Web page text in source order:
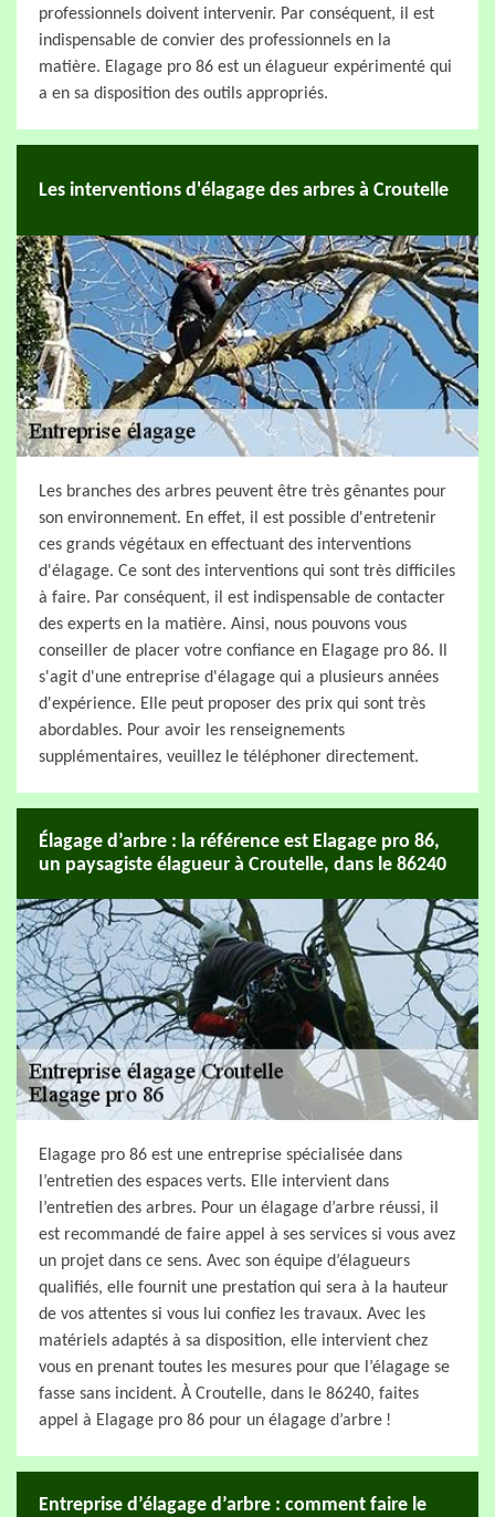
professionnels doivent intervenir. Par conséquent, il est
indispensable de convier des professionnels en la
matière. Elagage pro 86 est un élagueur expérimenté qui
a en sa disposition des outils appropriés.
Les interventions d'élagage des arbres à Croutelle
Les branches des arbres peuvent être très gênantes pour
son environnement. En effet, il est possible d'entretenir
ces grands végétaux en effectuant des interventions
d'élagage. Ce sont des interventions qui sont très difficiles
à faire. Par conséquent, il est indispensable de contacter
des experts en la matière. Ainsi, nous pouvons vous
conseiller de placer votre confiance en Elagage pro 86. Il
s'agit d'une entreprise d'élagage qui a plusieurs années
d'expérience. Elle peut proposer des prix qui sont très
abordables. Pour avoir les renseignements
supplémentaires, veuillez le téléphoner directement.
Élagage d’arbre : la référence est Elagage pro 86,
un paysagiste élagueur à Croutelle, dans le 86240
Elagage pro 86 est une entreprise spécialisée dans
l’entretien des espaces verts. Elle intervient dans
l’entretien des arbres. Pour un élagage d’arbre réussi, il
est recommandé de faire appel à ses services si vous avez
un projet dans ce sens. Avec son équipe d’élagueurs
qualifiés, elle fournit une prestation qui sera à la hauteur
de vos attentes si vous lui confiez les travaux. Avec les
matériels adaptés à sa disposition, elle intervient chez
vous en prenant toutes les mesures pour que l’élagage se
fasse sans incident. À Croutelle, dans le 86240, faites
appel à Elagage pro 86 pour un élagage d’arbre !
Entreprise d’élagage d’arbre : comment faire le